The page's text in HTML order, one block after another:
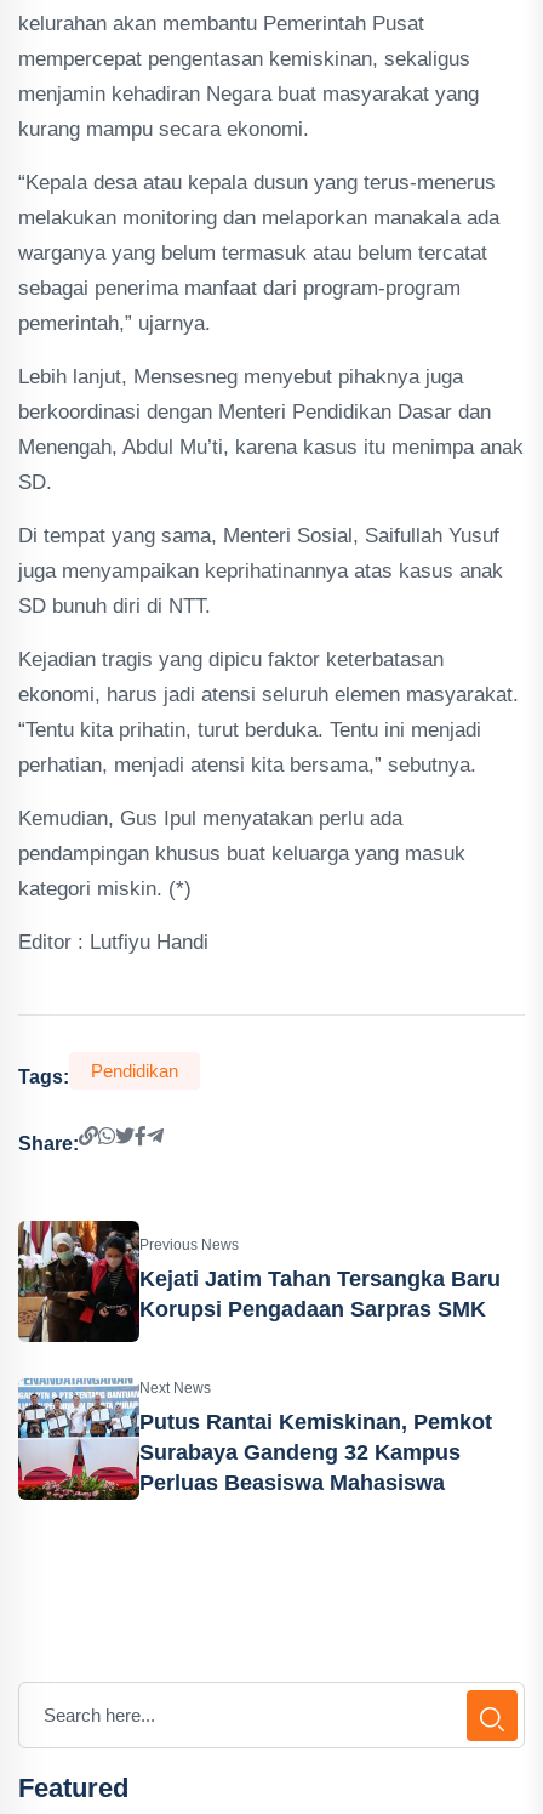
kelurahan akan membantu Pemerintah Pusat
mempercepat pengentasan kemiskinan, sekaligus
menjamin kehadiran Negara buat masyarakat yang
kurang mampu secara ekonomi.
“Kepala desa atau kepala dusun yang terus-menerus
melakukan monitoring dan melaporkan manakala ada
warganya yang belum termasuk atau belum tercatat
sebagai penerima manfaat dari program-program
pemerintah,” ujarnya.
Lebih lanjut, Mensesneg menyebut pihaknya juga
berkoordinasi dengan Menteri Pendidikan Dasar dan
Menengah, Abdul Mu’ti, karena kasus itu menimpa anak
SD.
Di tempat yang sama, Menteri Sosial, Saifullah Yusuf
juga menyampaikan keprihatinannya atas kasus anak
SD bunuh diri di NTT.
Kejadian tragis yang dipicu faktor keterbatasan
ekonomi, harus jadi atensi seluruh elemen masyarakat.
“Tentu kita prihatin, turut berduka. Tentu ini menjadi
perhatian, menjadi atensi kita bersama,” sebutnya.
Kemudian, Gus Ipul menyatakan perlu ada
pendampingan khusus buat keluarga yang masuk
kategori miskin. (*)
Editor : Lutfiyu Handi
Tags: Pendidikan
Share:
Previous News
Kejati Jatim Tahan Tersangka Baru
Korupsi Pengadaan Sarpras SMK
Next News
Putus Rantai Kemiskinan, Pemkot
Surabaya Gandeng 32 Kampus
Perluas Beasiswa Mahasiswa
Featured